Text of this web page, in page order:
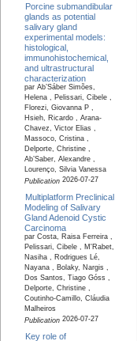
Porcine submandibular
glands as potential
salivary gland
experimental models:
histological,
immunohistochemical,
and ultrastructural
characterization
par Ab’Sáber Simões,
Helena , Pelissari, Cibele ,
Florezi, Giovanna P ,
Hsieh, Ricardo , Arana-
Chavez, Victor Elias ,
Massoco, Cristina ,
Delporte, Christine ,
Ab’Saber, Alexandre ,
Lourenço, Silvia Vanessa
Publication2026-07-27
Multiplatform Preclinical
Modeling of Salivary
Gland Adenoid Cystic
Carcinoma
par Costa, Raisa Ferreira ,
Pelissari, Cibele , M'Rabet,
Nasiha , Rodrigues Lé,
Nayana , Bolaky, Nargis ,
Dos Santos, Tiago Góss ,
Delporte, Christine ,
Coutinho-Camillo, Cláudia
Malheiros
Publication2026-07-27
Key role of